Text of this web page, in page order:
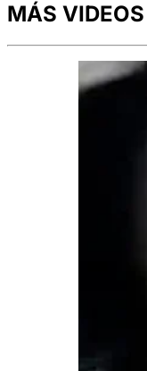
MÁS VIDEOS